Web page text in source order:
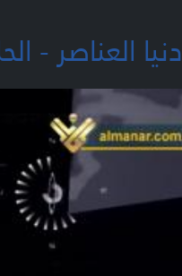
دنيا العناصر -